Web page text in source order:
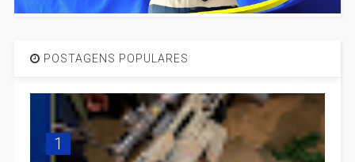
POSTAGENS POPULARES
1